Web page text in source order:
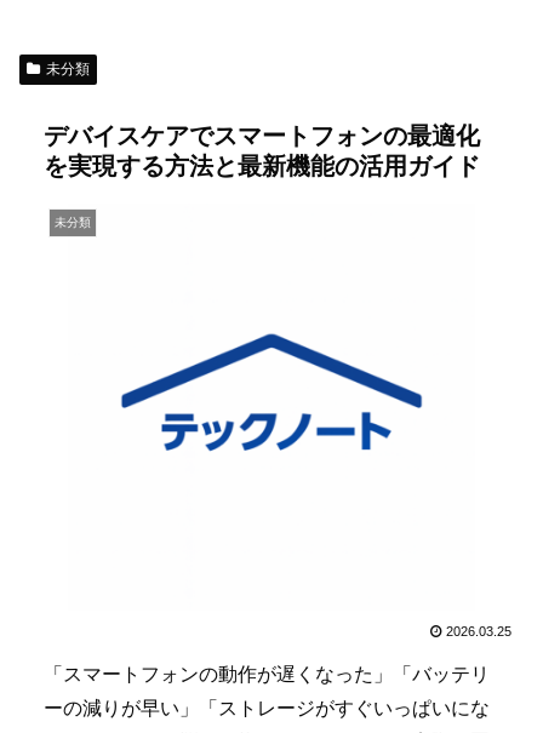
未分類
デバイスケアでスマートフォンの最適化
を実現する方法と最新機能の活用ガイド
未分類
2026.03.25
「スマートフォンの動作が遅くなった」「バッテリ
ーの減りが早い」「ストレージがすぐいっぱいにな